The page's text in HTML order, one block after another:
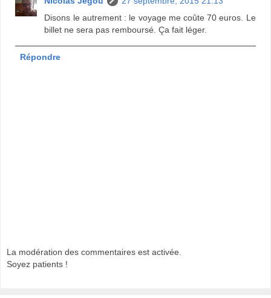
Disons le autrement : le voyage me coûte 70 euros. Le
billet ne sera pas remboursé. Ça fait léger.
Répondre
La modération des commentaires est activée.
Soyez patients !